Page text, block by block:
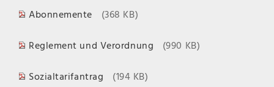
Abonnemente (368 KB)
Reglement und Verordnung (990 KB)
Sozialtarifantrag (194 KB)